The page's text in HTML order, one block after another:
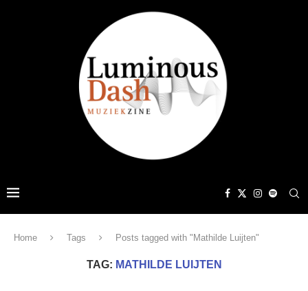
Home Tags Posts tagged with "Mathilde Luijten"
TAG: MATHILDE LUIJTEN